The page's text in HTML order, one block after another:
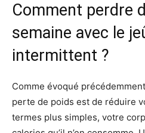
Comment perdre
semaine avec le
intermittent ?
Comme évoqué
perte de poids est de réduire
termes plus simples, votre